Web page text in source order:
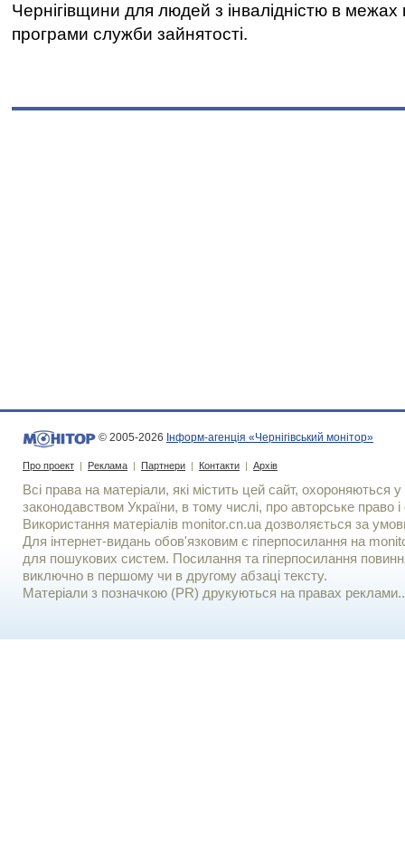
Чернігівщини для людей з інвалідністю в межах
програми служби зайнятості.
© 2005-2026 Інформ-агенція «Чернігівський монітор»
Про проект | Реклама | Партнери | Контакти | Архів
Всі права на матеріали, які містить цей сайт, охороняються у
законодавством України, в тому числі, про авторське право і
Використання матерiалiв monitor.cn.ua дозволяється за
Для iнтернет-видань обов'язковим є гiперпосилання на
для пошукових систем. Посилання та гіперпосилання
виключно в першому чи в другому абзаці тексту.
Матеріали з позначкою (PR) друкуються на правах реклами..